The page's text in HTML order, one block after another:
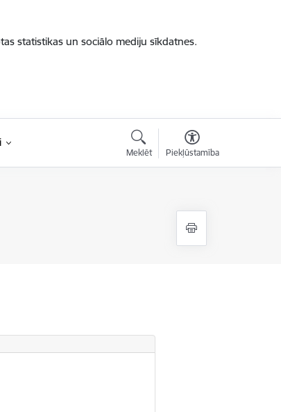
statistikas un sociālo mediju sīkdatnes.
Meklēt Piekļūstamība